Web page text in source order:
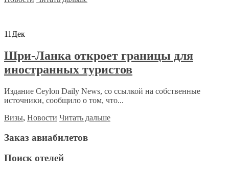
11 Дек
Шри-Ланка откроет границы для
иностранных туристов
Издание Ceylon Daily News, со ссылкой на собственные
источники, сообщило о том, что...
Визы, Новости Читать дальше
Заказ авиабилетов
Поиск отелей